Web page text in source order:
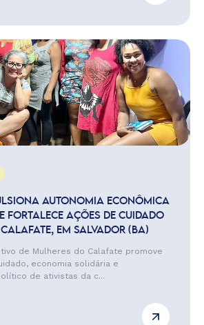
AUTONOMIA ECONÔMICA
FORTALECE AÇÕES DE CUIDADO
EM SALVADOR (BA)
de Mulheres do Calafate promove
economia solidária e
de ativistas da c...